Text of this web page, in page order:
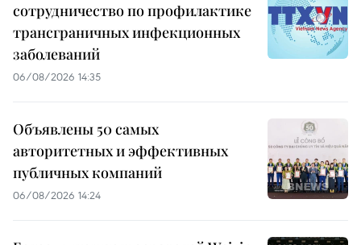
сотрудничество по профилактике
трансграничных инфекционных
заболеваний
06/08/2026 14:35
Объявлены 50 самых
авторитетных и эффективных
публичных компаний
06/08/2026 14:24